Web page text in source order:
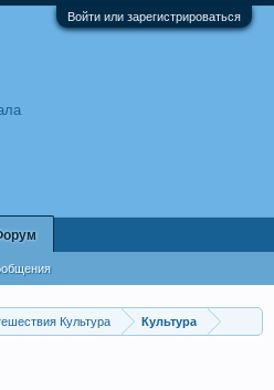
Войти или зарегистрироваться
Культура Культура